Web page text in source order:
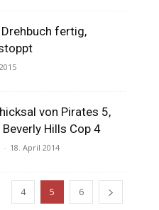
fertig,
von Pirates 5,
Hills Cop 4
- 18. April 2014
4 5 6